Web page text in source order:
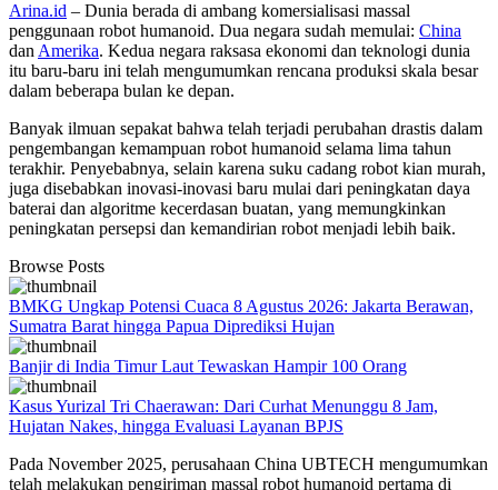
Arina.id – Dunia berada di ambang komersialisasi massal
penggunaan robot humanoid. Dua negara sudah memulai: China
dan Amerika. Kedua negara raksasa ekonomi dan teknologi dunia
itu baru-baru ini telah mengumumkan rencana produksi skala besar
dalam beberapa bulan ke depan.
Banyak ilmuan sepakat bahwa telah terjadi perubahan drastis dalam
pengembangan kemampuan robot humanoid selama lima tahun
terakhir. Penyebabnya, selain karena suku cadang robot kian murah,
juga disebabkan inovasi-inovasi baru mulai dari peningkatan daya
baterai dan algoritme kecerdasan buatan, yang memungkinkan
peningkatan persepsi dan kemandirian robot menjadi lebih baik.
Browse Posts
BMKG Ungkap Potensi Cuaca 8 Agustus 2026: Jakarta Berawan,
Sumatra Barat hingga Papua Diprediksi Hujan
Banjir di India Timur Laut Tewaskan Hampir 100 Orang
Kasus Yurizal Tri Chaerawan: Dari Curhat Menunggu 8 Jam,
Hujatan Nakes, hingga Evaluasi Layanan BPJS
Pada November 2025, perusahaan China UBTECH mengumumkan
telah melakukan pengiriman massal robot humanoid pertama di